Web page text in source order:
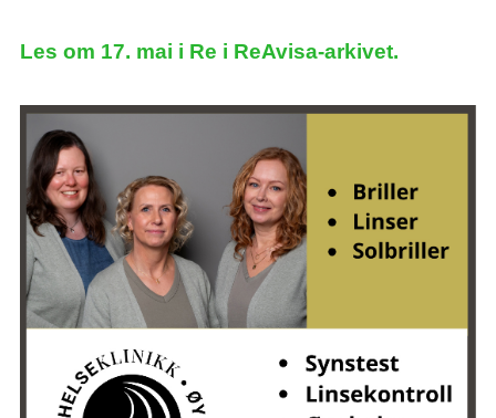
Les om 17. mai i Re i ReAvisa-arkivet.